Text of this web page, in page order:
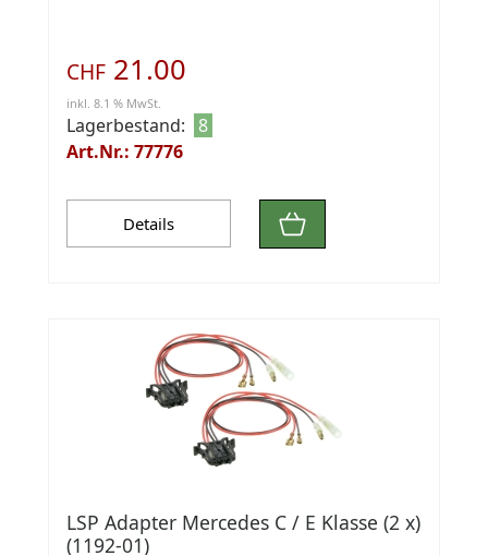
CHF 21.00
inkl. 8.1 % MwSt.
Lagerbestand:
8
Art.Nr.: 77776
Details
LSP Adapter Mercedes C / E Klasse (2 x)
(1192-01)